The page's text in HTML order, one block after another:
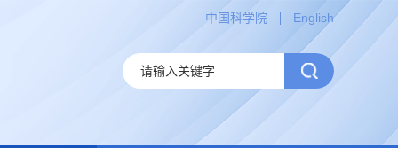
中国科学院 English